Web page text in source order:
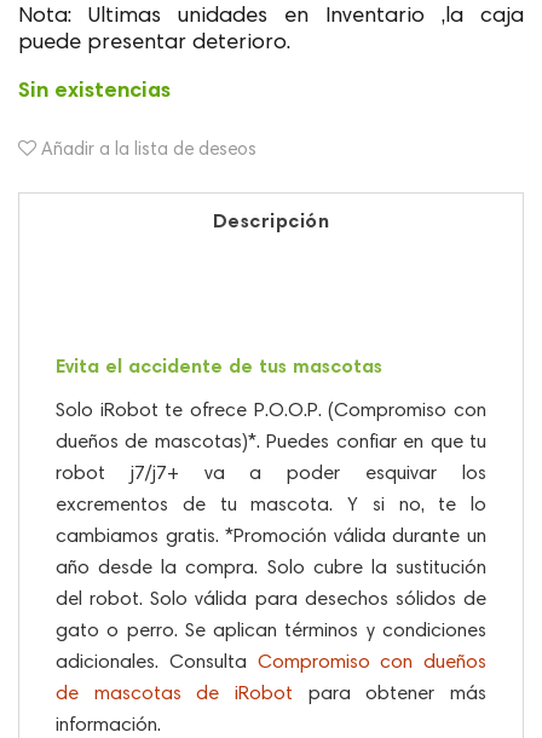
Nota: Ultimas unidades en Inventario ,la caja
puede presentar deterioro.
Sin existencias
Añadir a la lista de deseos
Descripción
Evita el accidente de tus mascotas
Solo iRobot te ofrece P.O.O.P. (Compromiso con
dueños de mascotas)*. Puedes confiar en que tu
robot j7/j7+ va a poder esquivar los
excrementos de tu mascota. Y si no, te lo
cambiamos gratis. *Promoción válida durante un
año desde la compra. Solo cubre la sustitución
del robot. Solo válida para desechos sólidos de
gato o perro. Se aplican términos y condiciones
adicionales. Consulta Compromiso con dueños
de mascotas de iRobot para obtener más
información.